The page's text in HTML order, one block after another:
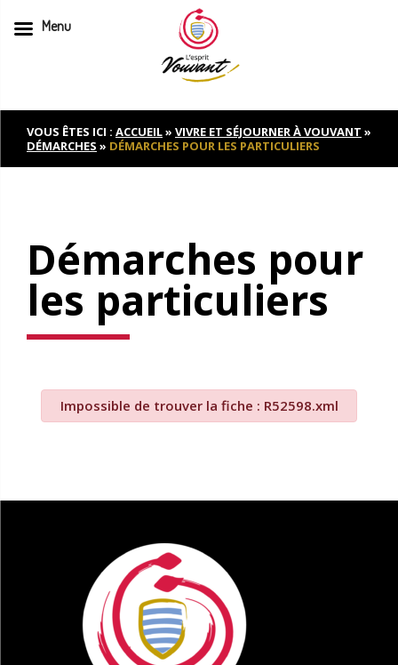
to
contentVOUS ÊTES ICI : ACCUEIL» VIVRE ET SÉJOURNER À VOUVANT »
DÉMARCHES » DÉMARCHES POUR LES PARTICULIERS
Démarches pour
les particuliers
Impossible de trouver la fiche : R52598.xml
Menu